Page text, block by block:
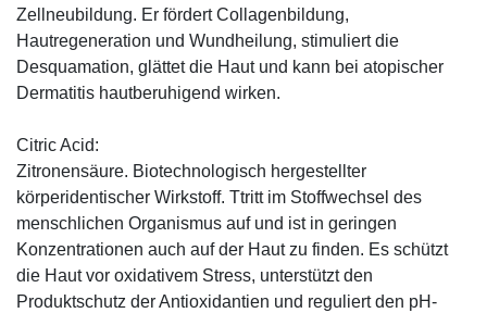
Zellneubildung. Er fördert Collagenbildung,
Hautregeneration und Wundheilung, stimuliert die
Desquamation, glättet die Haut und kann bei atopischer
Dermatitis hautberuhigend wirken.
Citric Acid:
Zitronensäure. Biotechnologisch hergestellter
körperidentischer Wirkstoff. Ttritt im Stoffwechsel des
menschlichen Organismus auf und ist in geringen
Konzentrationen auch auf der Haut zu finden. Es schützt
die Haut vor oxidativem Stress, unterstützt den
Produktschutz der Antioxidantien und reguliert den pH-